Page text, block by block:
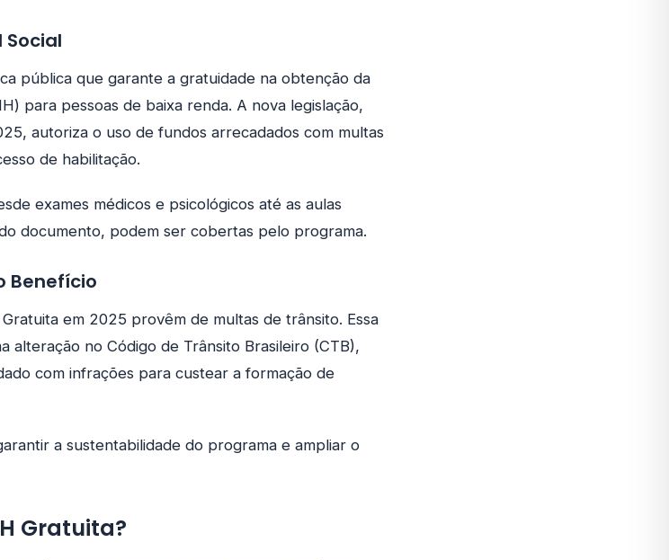
Social
pública que garante a gratuidade na obtenção da
para pessoas de baixa renda. A nova legislação,
autoriza o uso de fundos arrecadados com multas
de habilitação.
exames médicos e psicológicos até as aulas
documento, podem ser cobertas pelo programa.
Benefício
em 2025 provêm de multas de trânsito. Essa
alteração no Código de Trânsito Brasileiro (CTB),
com infrações para custear a formação de
a sustentabilidade do programa e ampliar o
Gratuita?